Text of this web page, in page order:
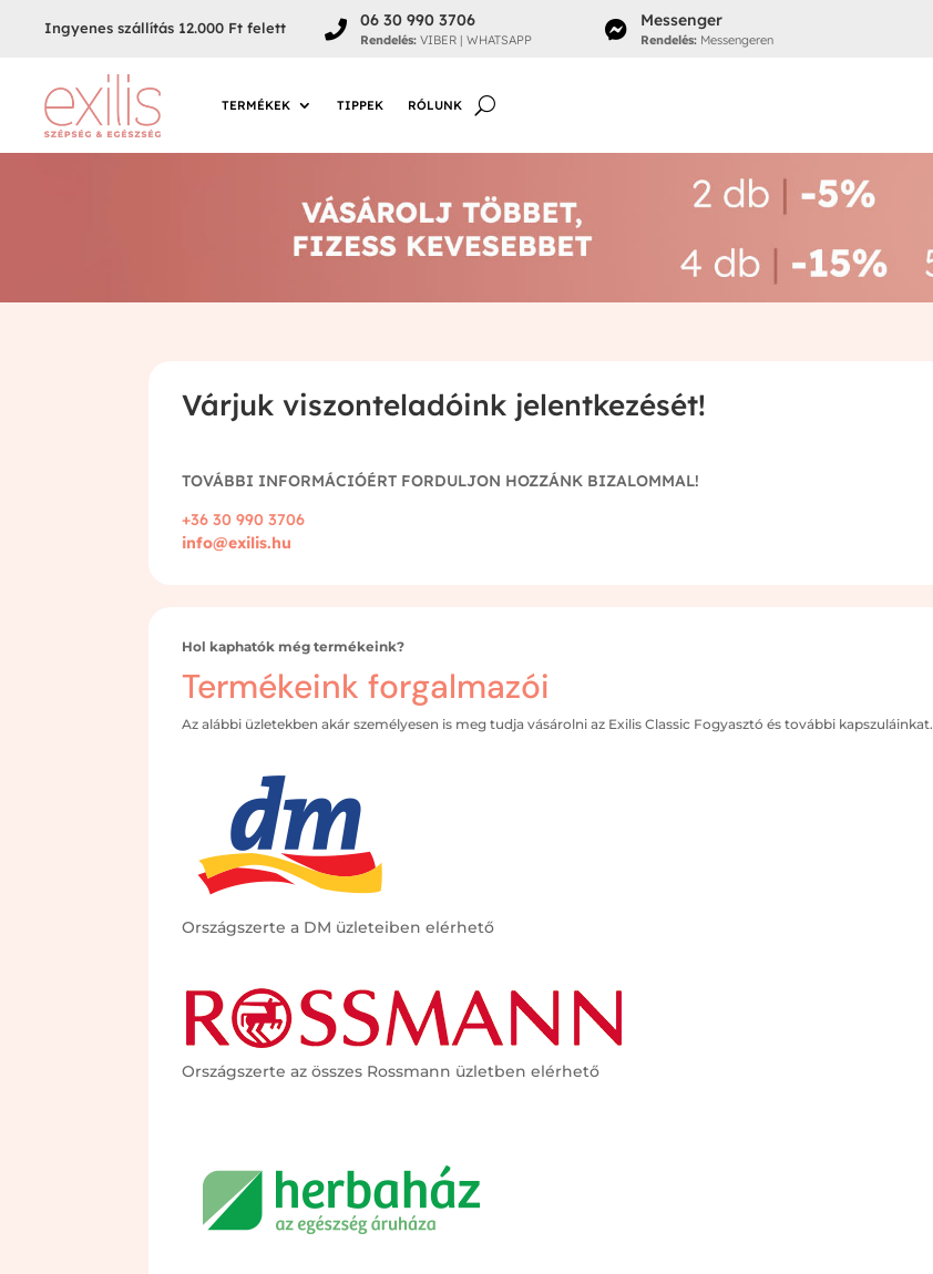
Ingyenes szállítás 12.000 Ft felett  06 30 990 3706
Rendelés: VIBER | WHATSAPP  Messenger
Rendelés:Messengeren
TERMÉKEK TIPPEK RÓLUNK
Várjuk viszonteladóink jelentkezését!
TOVÁBBI INFORMÁCIÓÉRT FORDULJON HOZZÁNK BIZALOMMAL!
+36 30 990 3706
info@exilis.hu
Hol kaphatók még termékeink?
Termékeink forgalmazói
Az alábbi üzletekben akár személyesen is meg tudja vásárolni az Exilis Classic Fogyasztó és további kapszuláinkat.
Országszerte a DM üzleteiben elérhető
Országszerte az összes Rossmann üzletben elérhető